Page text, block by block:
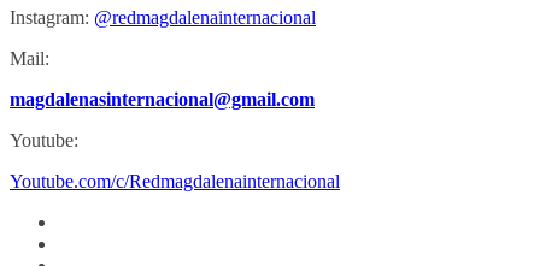
Instagram: @redmagdalenainternacional
Mail:
magdalenasinternacional@gmail.com
Youtube:
Youtube.com/c/Redmagdalenainternacional